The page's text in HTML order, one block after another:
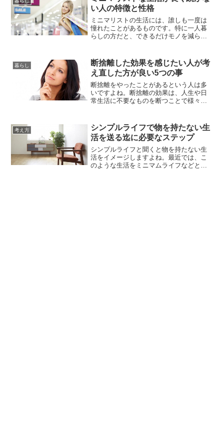
ノだけが部屋にあって、いざという時に
「あれはどこだ」「どこにしまったか思
い出せない」など混乱することもあ...
い人の特徴と性格
ミニマリストの生活には、誰しも一度は
憧れたことがあるものです。特に一人暮
らしの方だと、できるだけモノを減らし
も、いつの間にかモノで溢れている…な
んてことありませんか？ミニマリストは
あの生活を維持できる人は、生活に対す
る考え方がいわゆる普通とは少し違...
暮らし
断捨離した効果を感じたい人が考
え直した方が良い5つの事
断捨離をやったことがあるという人は多
いですよね。断捨離の効果は、人生や日
常生活に不要なものを断つことで様々な
けば家の中がスッキリするというだけで
なく、人生そのものが大きく変わってい
くのを感じるでしょう。しかし、断捨離
をしたのに、いまひとつスッキリし...
考え方
シンプルライフで物を持たない生
活を送る迄に必要なステップ
シンプルライフと聞くと物を持たない生
活をイメージしますよね。最近では、こ
のような生活をミニマムライフなどと呼